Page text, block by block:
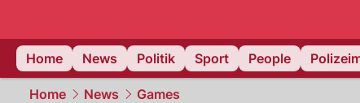
Home
News Politik Sport People
Home News Games